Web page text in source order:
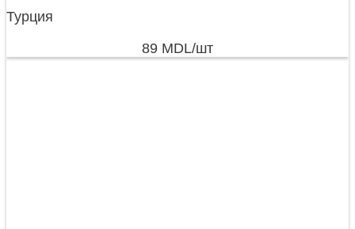
Турция
89 MDL/шт